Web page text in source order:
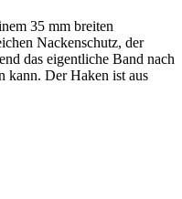
35 mm breiten
Nackenschutz, der
das eigentliche Band nach
kann. Der Haken ist aus